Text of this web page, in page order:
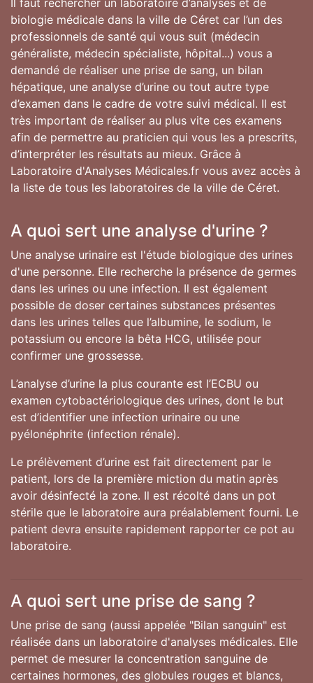
biologie médicale dans la ville de Céret car l’un des
professionnels de santé qui vous suit (médecin
généraliste, médecin spécialiste, hôpital...) vous a
demandé de réaliser une prise de sang, un bilan
hépatique, une analyse d’urine ou tout autre type
d’examen dans le cadre de votre suivi médical. Il est
très important de réaliser au plus vite ces examens
afin de permettre au praticien qui vous les a prescrits,
d’interpréter les résultats au mieux. Grâce à
Laboratoire d'Analyses Médicales.fr vous avez accès à
la liste de tous les laboratoires de la ville de Céret.
A quoi sert une analyse d'urine ?
Une analyse urinaire est l'étude biologique des urines
d'une personne. Elle recherche la présence de germes
dans les urines ou une infection. Il est également
possible de doser certaines substances présentes
dans les urines telles que l’albumine, le sodium, le
potassium ou encore la bêta HCG, utilisée pour
confirmer une grossesse.
L’analyse d’urine la plus courante est l’ECBU ou
examen cytobactériologique des urines, dont le but
est d’identifier une infection urinaire ou une
pyélonéphrite (infection rénale).
Le prélèvement d’urine est fait directement par le
patient, lors de la première miction du matin après
avoir désinfecté la zone. Il est récolté dans un pot
stérile que le laboratoire aura préalablement fourni. Le
patient devra ensuite rapidement rapporter ce pot au
laboratoire.
A quoi sert une prise de sang ?
Une prise de sang (aussi appelée "Bilan sanguin" est
réalisée dans un laboratoire d'analyses médicales. Elle
permet de mesurer la concentration sanguine de
certaines hormones, des globules rouges et blancs,